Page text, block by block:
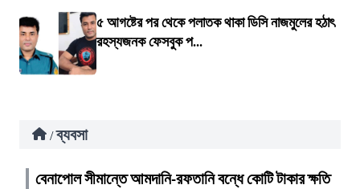
৫ আগষ্টের পর থেকে পলাতক থাকা ডিসি নাজমুলের হঠাৎ
রহস্যজনক ফেসবুক প...
/ ব্যবসা
বেনাপোল সীমান্তে আমদানি-রফতানি বন্ধে কোটি টাকার ক্ষতি